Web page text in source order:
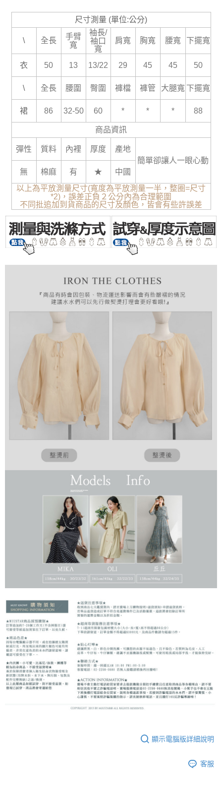
尺寸測量 (單位:公分)
\ 全長
手臂
寬
袖長/
袖口
寬
肩寬 胸寬 腰寬 下擺寬
衣 50 13 13/22 29 45 45 50
\ 全長 腰圍 臀圍 褲檔 褲管 大腿寬 下擺寬
裙 86 32-50 60 * * * 88
商品資訊
彈性 質料 內裡 厚度
產地
簡單卻讓人一眼心動
無
棉麻 有 ★
中國
以上為平放測量尺寸(寬度為平放測量一半，整圈=尺寸
*2)，誤差正負２公分內為合理範圍
不同批追加到貨商品的尺寸及顏色，皆會有些許誤差
顯示電腦版詳細說明
客服